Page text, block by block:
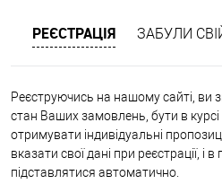
РЕЄСТРАЦІЯ ЗАБУЛИ
Реєструючись на нашому сайті, ви
стан Ваших замовлень, бути в курсі
отримувати індивідуальні
вказати свої дані при реєстрації,
підставлятися автоматично.